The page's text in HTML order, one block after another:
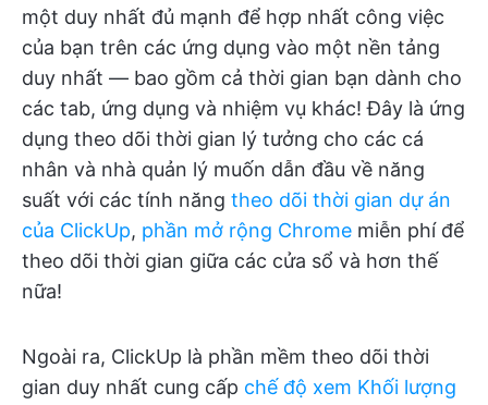
một duy nhất đủ mạnh để hợp nhất công việc
của bạn trên các ứng dụng vào một nền tảng
duy nhất — bao gồm cả thời gian bạn dành cho
các tab, ứng dụng và nhiệm vụ khác! Đây là ứng
dụng theo dõi thời gian lý tưởng cho các cá
nhân và nhà quản lý muốn dẫn đầu về năng
suất với các tính năng theo dõi thời gian dự án
của ClickUp, phần mở rộng Chrome miễn phí để
theo dõi thời gian giữa các cửa sổ và hơn thế
nữa!
Ngoài ra, ClickUp là phần mềm theo dõi thời
gian duy nhất cung cấp chế độ xem Khối lượng